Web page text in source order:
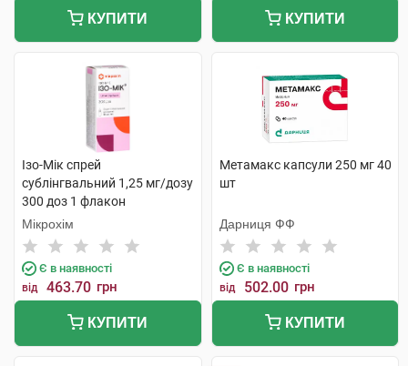
КУПИТИ КУПИТИ
Ізо-Мік спрей
сублінгвальний 1,25 мг/дозу
300 доз 1 флакон
Мікрохім
Є в наявності
від 463.70 грн
КУПИТИ
Метамакс капсули 250 мг 40
шт
Дарниця ФФ
Є в наявності
від 502.00 грн
КУПИТИ